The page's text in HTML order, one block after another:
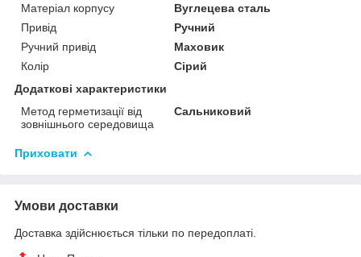
Матеріал корпусу
Вуглецева сталь
Привід
Ручний
Ручний привід
Маховик
Колір
Сірий
Додаткові характеристики
Метод герметизації від
зовнішнього середовища
Сальниковий
Приховати
Умови доставки
Доставка здійснюється тільки по передоплаті.